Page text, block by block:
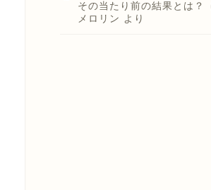
その当たり前の結果とは？
メロリン より